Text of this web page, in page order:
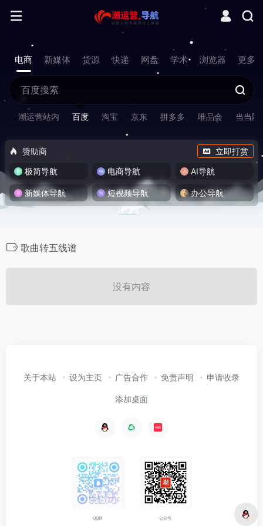
电商 新媒体 货源 快递 网盘 学术 浏览器 更多
潮运营站内 百度 淘宝 京东 拼多多 唯品会 当当网
赞助商
立即打赏
极简导航
电商导航 AI导航
新媒体导航 短视频导航 办公导航
歌曲转五线谱
没有内容
关于本站 设为主页 广告合作 免责声明 申请收录
添加桌面
QQ群 公众号